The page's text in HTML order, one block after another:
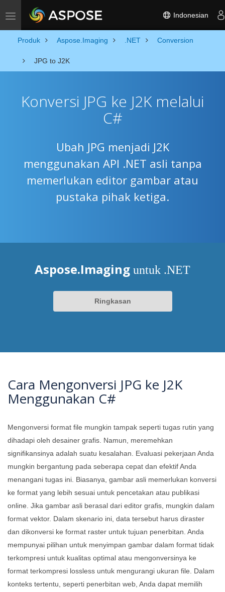
Toggle navigation Indonesian
Produk Aspose.Imaging .NET Conversion
JPG to J2K
Konversi JPG ke J2K melalui
C#
Ubah JPG menjadi J2K
menggunakan API .NET asli tanpa
memerlukan editor gambar atau
pustaka pihak ketiga.
Aspose.Imaging untuk .NET
Ringkasan
Cara Mengonversi JPG ke J2K
Menggunakan C#
Mengonversi format file mungkin tampak seperti tugas rutin yang
dihadapi oleh desainer grafis. Namun, meremehkan
signifikansinya adalah suatu kesalahan. Evaluasi pekerjaan Anda
mungkin bergantung pada seberapa cepat dan efektif Anda
menangani tugas ini. Biasanya, gambar asli memerlukan konversi
ke format yang lebih sesuai untuk pencetakan atau publikasi
online. Jika gambar asli berasal dari editor grafis, mungkin dalam
format vektor. Dalam skenario ini, data tersebut harus diraster
dan dikonversi ke format raster untuk tujuan penerbitan. Anda
mempunyai pilihan untuk menyimpan gambar dalam format tidak
terkompresi untuk kualitas optimal atau mengonversinya ke
format terkompresi lossless untuk mengurangi ukuran file. Dalam
konteks tertentu, seperti penerbitan web, Anda dapat memilih